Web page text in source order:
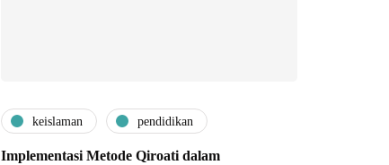
keislaman pendidikan
Implementasi Metode Qiroati dalam